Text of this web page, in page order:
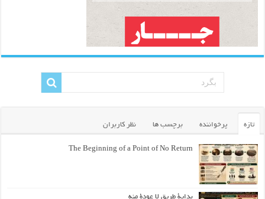
تازه پرخواننده برچسب ها نظر کاربران
The Beginning of a Point of No Return
بداية طريقٍ لا عودة منه